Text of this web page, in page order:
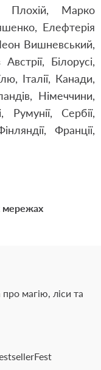
Плохій, Марко
Елефтерія
Вишневський,
Білорусі,
Італії, Канади,
Німеччини,
Сербії,
Франції,
магію, ліси та
мережах